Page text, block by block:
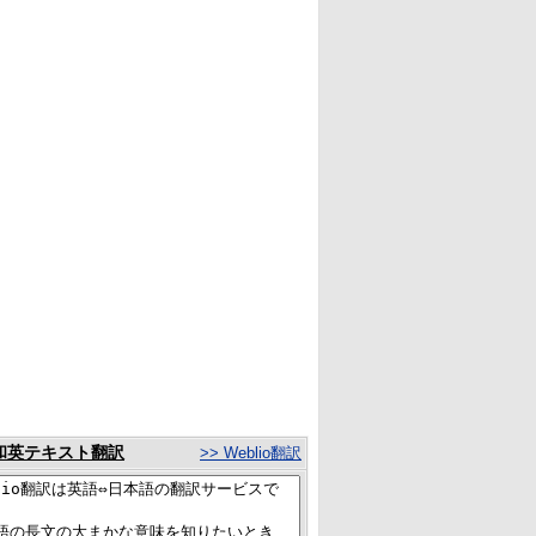
英テキスト翻訳 >> Weblio翻訳